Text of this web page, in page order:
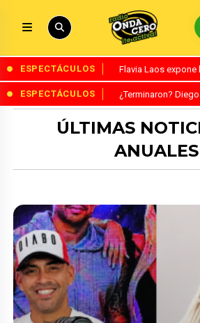
ESPECTÁCULOS Flavia Laos expone
ESPECTÁCULOS ¿Terminaron?
ÚLTIMAS
ANUALES